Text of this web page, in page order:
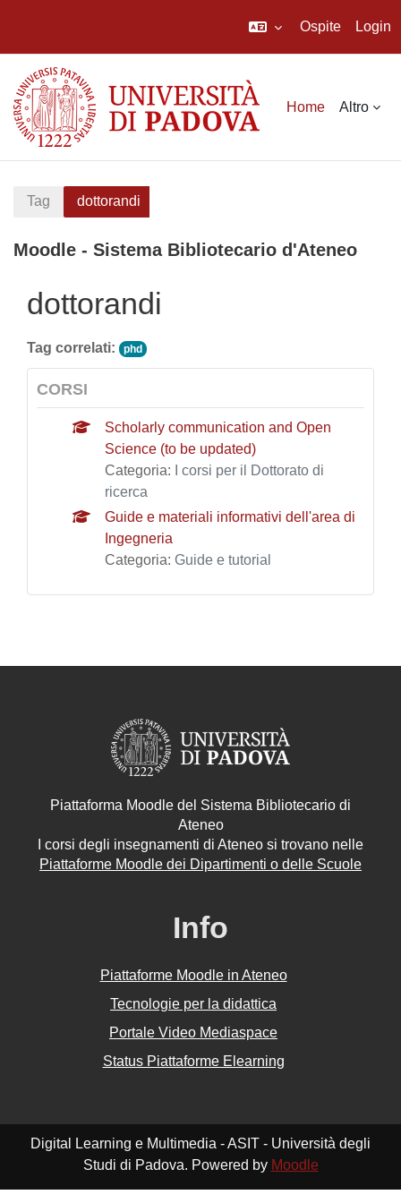
Ospite Login
Home Altro
Tag dottorandi
Moodle - Sistema Bibliotecario d'Ateneo
dottorandi
Tag correlati: phd
CORSI
Scholarly communication and Open
Science (to be updated)
Categoria:
I corsi per il Dottorato di
ricerca
Guide e materiali informativi dell'area di
Ingegneria
Categoria: Guide e tutorial
Piattaforma Moodle del Sistema Bibliotecario di
Ateneo
I corsi degli insegnamenti di Ateneo si trovano nelle
Piattaforme Moodle dei Dipartimenti o delle Scuole
Info
Piattaforme Moodle in Ateneo
Tecnologie per la didattica
Portale Video Mediaspace
Status Piattaforme Elearning
Digital Learning e Multimedia - ASIT - Università degli
Studi di Padova. Powered by Moodle